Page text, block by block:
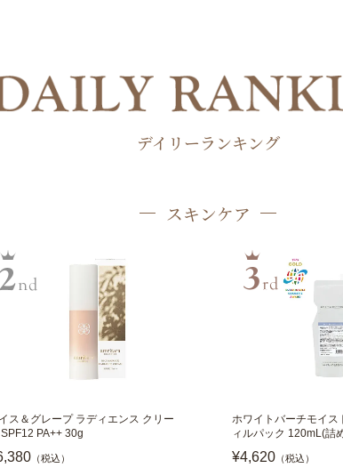
デイリーランキング
スキンケア
ス＆グレープ ラディエンス クリー
PA++ 30g
（税込）
ホワイトバーチモイス
ィルパック 120mL(詰
¥4,620（税込）